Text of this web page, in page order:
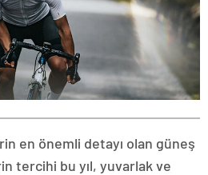
en önemli detayı olan güneş
tercihi bu yıl, yuvarlak ve